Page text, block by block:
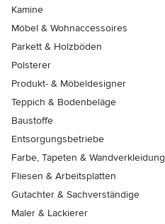
Kamine
Möbel & Wohnaccessoires
Parkett & Holzböden
Polsterer
Produkt- & Möbeldesigner
Teppich & Bodenbeläge
Baustoffe
Entsorgungsbetriebe
Farbe, Tapeten & Wandverkleidung
Fliesen & Arbeitsplatten
Gutachter & Sachverständige
Maler & Lackierer